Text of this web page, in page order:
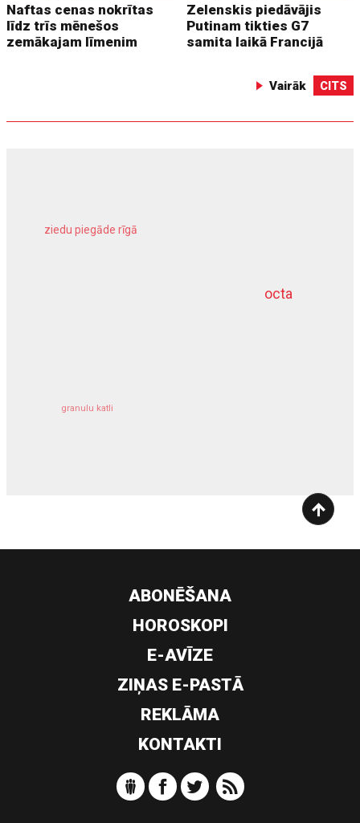
Naftas cenas nokrītas
līdz trīs mēnešos
zemākajam līmenim
Zelenskis piedāvājis
Putinam tikties G7
samita laikā Francijā
Vairāk CITS
octa
ziedu piegāde rīgā
granulu katli
dziļurbums
ABONĒŠANA
HOROSKOPI
E-AVĪZE
ZIŅAS E-PASTĀ
REKLĀMA
KONTAKTI